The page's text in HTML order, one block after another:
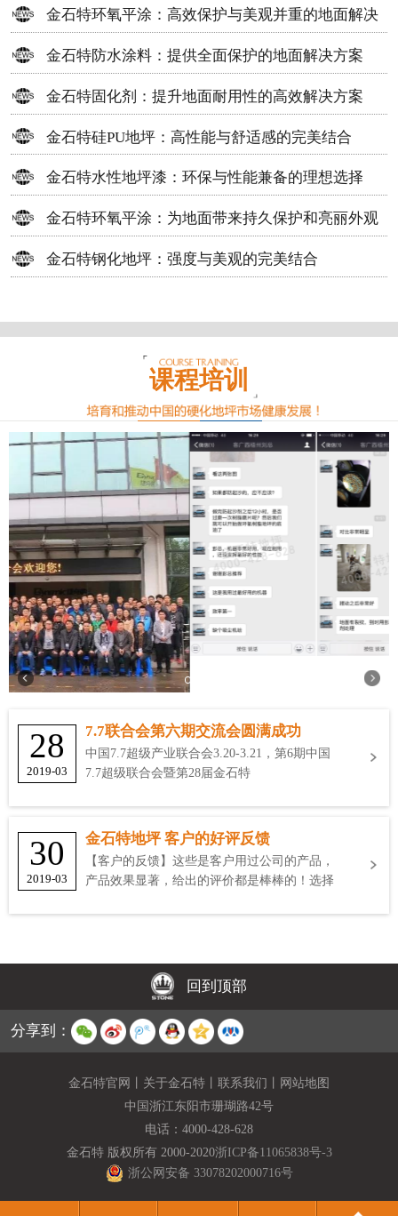
金石特环氧平涂：高效保护与美观并重的地面解决
方案
金石特防水涂料：提供全面保护的地面解决方案
金石特固化剂：提升地面耐用性的高效解决方案
金石特硅PU地坪：高性能与舒适感的完美结合
金石特水性地坪漆：环保与性能兼备的理想选择
金石特环氧平涂：为地面带来持久保护和亮丽外观
金石特钢化地坪：强度与美观的完美结合
课程培训
28
2019-03
7.7联合会第六期交流会圆满成功
中国7.7超级产业联合会3.20-3.21，第6期中国
7.7超级联合会暨第28届金石特
30
2019-03
金石特地坪 客户的好评反馈
【客户的反馈】这些是客户用过公司的产品，
产品效果显著，给出的评价都是棒棒的！选择
回到顶部
分享到：
金石特官网 关于金石特 联系我们
网站地图
中国浙江东阳市珊瑚路42号
电话： 4000-428-628
金石特 版权所有 2000-2020浙ICP备11065838号-3
浙公网安备 33078202000716号